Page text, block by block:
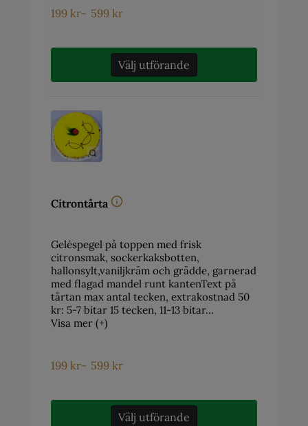
199 kr- 599 kr
Välj utförande
Citrontårta
Geléspegel på toppen med frisk
citronsmak, sockerkaksbotten,
hallonsylt,vaniljkräm och grädde, garnerad
med flagad mandel runt kantenText på
tårtan max antal tecken, extrakostnad 50
kr: 5-7 bitar 15 tecken, 11-13 bitar…
Visa mer (+)
199 kr- 599 kr
Välj utförande